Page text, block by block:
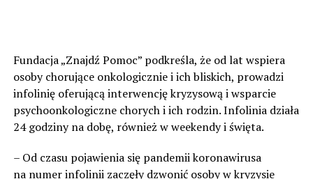
Fundacja „Znajdź Pomoc” podkreśla, że od lat wspiera
osoby chorujące onkologicznie i ich bliskich, prowadzi
infolinię oferującą interwencję kryzysową i wsparcie
psychoonkologiczne chorych i ich rodzin. Infolinia działa
24 godziny na dobę, również w weekendy i święta.
– Od czasu pojawienia się pandemii koronawirusa
na numer infolinii zaczęły dzwonić osoby w kryzysie